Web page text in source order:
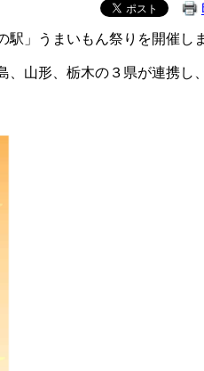
」うまいもん祭りを開催しま
山形、栃木の３県が連携し